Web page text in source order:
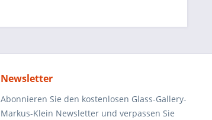
Newsletter
Abonnieren Sie den kostenlosen Glass-Gallery-
Markus-Klein Newsletter und verpassen Sie